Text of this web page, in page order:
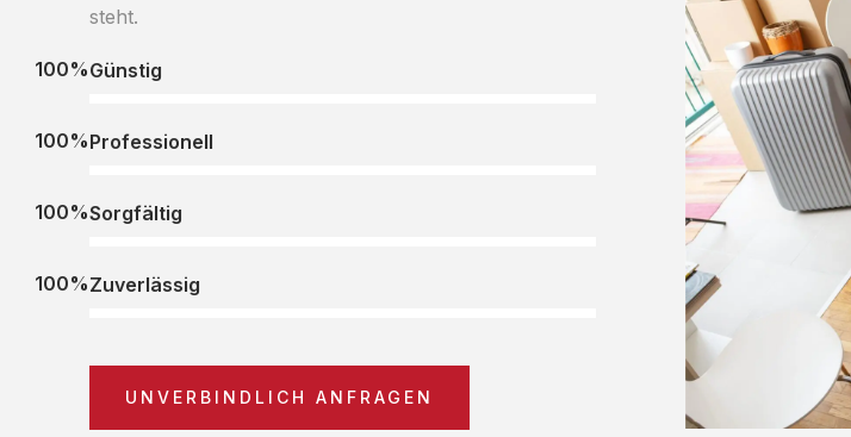
steht.
Günstig
100%
Professionell
100%
Sorgfältig
100%
Zuverlässig
100%
UNVERBINDLICH ANFRAGEN